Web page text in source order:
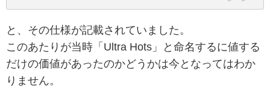
と、その仕様が記載されていました。
このあたりが当時「Ultra Hots」と命名するに値する
だけの価値があったのかどうかは今となってはわか
りません。